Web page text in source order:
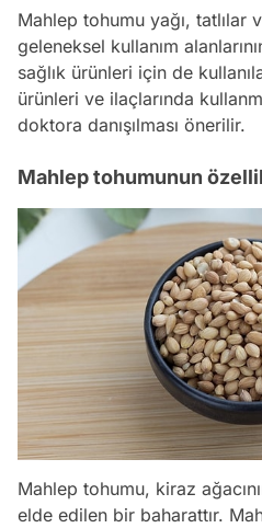
Mahlep tohumu yağı, tatlılar
geleneksel kullanım
sağlık ürünleri için de
ürünleri ve ilaçlarında
doktora danışılması önerilir.
Mahlep tohumunun
Mahlep tohumu, kiraz
elde edilen bir baharattır.